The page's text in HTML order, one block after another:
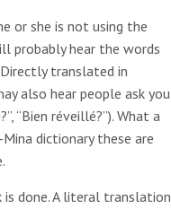
or she is not using the
probably hear the words
Directly translated in
also hear people ask you
“Bien réveillé?”). What a
Mina dictionary these are
is done. A literal translation